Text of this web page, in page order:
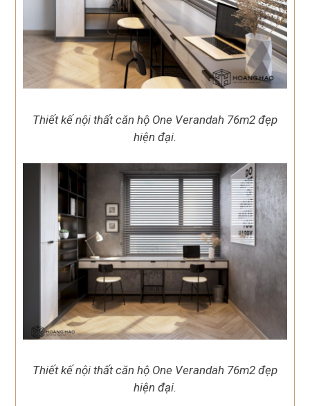
Thiết kế nội thất căn hộ One Verandah 76m2 đẹp
hiện đại.
Thiết kế nội thất căn hộ One Verandah 76m2 đẹp
hiện đại.